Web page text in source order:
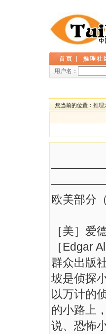
首页 推理社
用户名：
您当前的位置： 推理
欧美部分
［美］
［Edgar
群众出版
坡是侦探
以万计的
的小路上
说、恐怖